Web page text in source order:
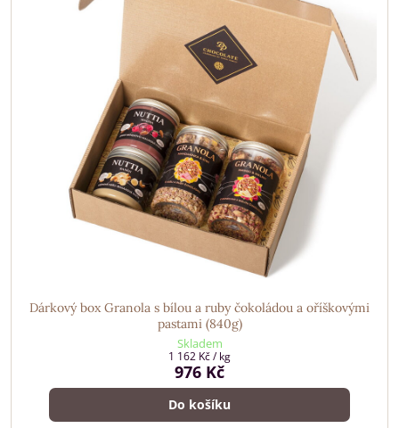
Dárkový box Granola s bílou a ruby čokoládou a oříškovými
pastami (840g)
Skladem
976 Kč
1 162 Kč/ kg
Do košíku